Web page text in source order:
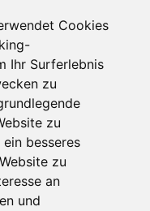
Cookies
Ihr Surferlebnis
zu
zu
ein besseres
zu
an
und